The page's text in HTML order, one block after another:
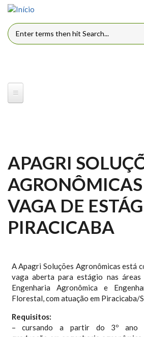
Pular para o conteúdo principal
FORMULÁRIO DE
APAGRI
VAGA DE
PIRACICABA
A Apagri Soluções Agronômicas está
vaga aberta para estágio nas áreas
Engenharia Agronômica e
Florestal, com atuação em Piracicaba/
Requisitos:
– cursando a partir do 3º ano